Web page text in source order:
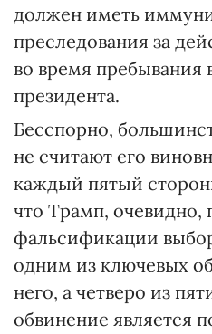
должен иметь
преследования за
во время пребывания
президента.
Бесспорно,
не считают его
каждый пятый
что Трамп, очевидно,
фальсификации
одним из ключевых
него, а четверо из
обвинение является